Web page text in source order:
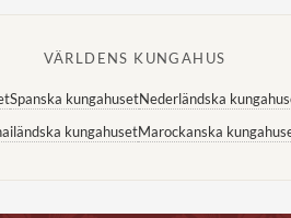
VÄRLDENS KUNGAHUS
Spanska kungahusetNederländska
kungahusetMarockanska